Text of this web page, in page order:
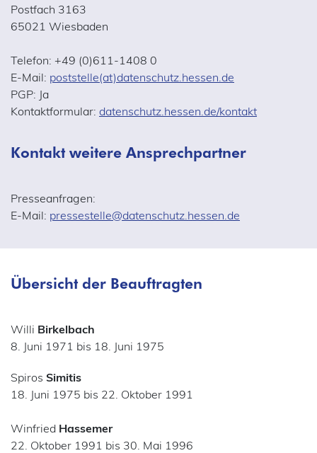
Postfach 3163
65021 Wiesbaden
Telefon: +49 (0)611-1408 0
E-Mail: poststelle(at)datenschutz.hessen.de
PGP: Ja
Kontaktformular: datenschutz.hessen.de/kontakt
Kontakt weitere Ansprechpartner
Presseanfragen:
E-Mail: pressestelle@datenschutz.hessen.de
Übersicht der Beauftragten
Willi Birkelbach
8. Juni 1971 bis 18. Juni 1975
Spiros Simitis
18. Juni 1975 bis 22. Oktober 1991
Winfried Hassemer
22. Oktober 1991 bis 30. Mai 1996